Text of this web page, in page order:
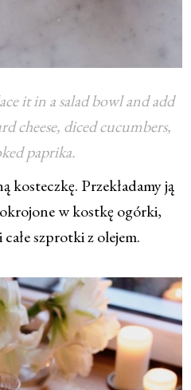
it in a salad bowl and add
cheese, diced cucumbers,
paprika.
kosteczkę. Przekładamy ją
w kostkę ogórki,
szprotki z olejem.